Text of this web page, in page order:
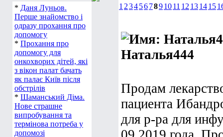
* Даня Луньов.
Перше знайомство і
одразу прохання про
допомогу
* Прохання про
допомогу для
онкохворих дітей, які
з вікон палат бачать
як палає Київ після
обстрілів
* Шаманський Діма.
Нове страшне
випробування та
термінова потреба у
допомозі
1 234567891011 12 131415
Наталья444
Продам
пациента
для р-ра для